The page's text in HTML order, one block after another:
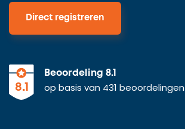
Direct registreren
8.1
Beoordeling 8.1
op basis van 431 beoordelingen